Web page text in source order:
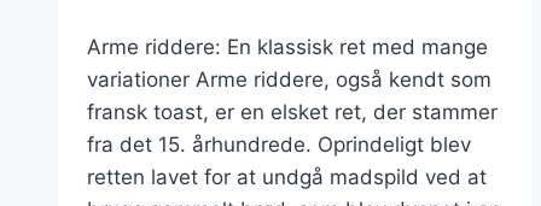
Arme riddere: En klassisk ret med mange
variationer Arme riddere, også kendt som
fransk toast, er en elsket ret, der stammer
fra det 15. århundrede. Oprindeligt blev
retten lavet for at undgå madspild ved at